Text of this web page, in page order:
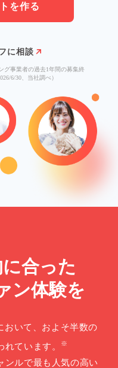
を作る
に相談
事業者の過去1年間の募集終
6/30、当社調べ）
合った
ン体験を
おいて、およそ半数の
ています。
※
ンルで最も人気の高い